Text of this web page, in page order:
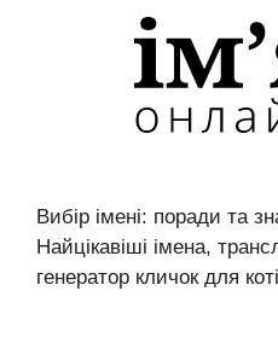
Вибір імені: поради та
Найцікавіші імена,
генератор кличок для